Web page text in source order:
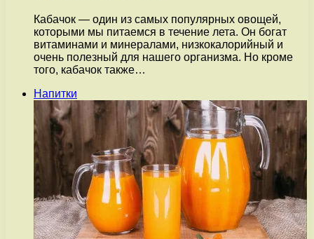
Кабачок — один из самых популярных овощей,
которыми мы питаемся в течение лета. Он богат
витаминами и минералами, низкокалорийный и
очень полезный для нашего организма. Но кроме
того, кабачок также…
Напитки